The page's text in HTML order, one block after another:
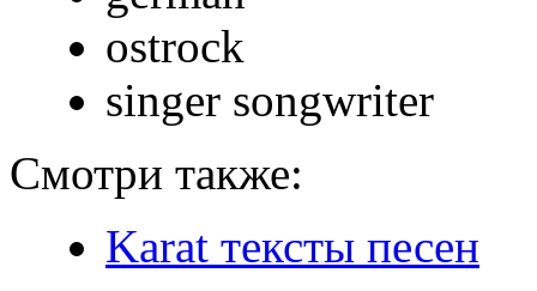
ostrock
singer songwriter
Смотри также:
Karat тексты песен